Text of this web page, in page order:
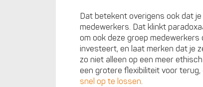
Dat betekent overigens ook dat
medewerkers. Dat klinkt
om ook deze groep
investeert, en laat merken dat je
zo niet alleen op een meer
een grotere flexibiliteit voor terug,
snel op te lossen.